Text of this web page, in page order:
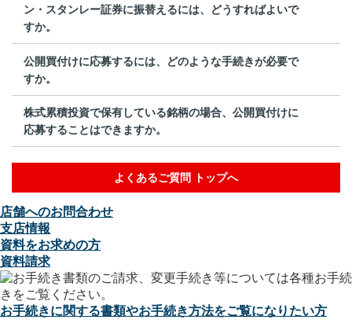
ン・スタンレー証券に振替えるには、どうすればよいで
すか。
公開買付けに応募するには、どのような手続きが必要で
すか。
株式累積投資で保有している銘柄の場合、公開買付けに
応募することはできますか。
よくあるご質問 トップへ
店舗へのお問合わせ
支店情報
資料をお求めの方
資料請求
お手続きに関する書類やお手続き方法をご覧になりたい方